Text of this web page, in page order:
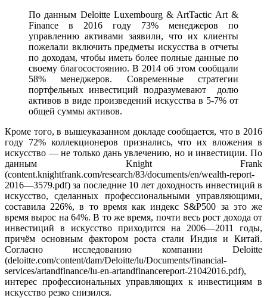
По данным Deloitte Luxembourg & ArtTactic Art &
Finance в 2016 году 73% менеджеров по
управлению активами заявили, что их клиенты
пожелали включить предметы искусства в отчеты
по доходам, чтобы иметь более полные данные по
своему благосостоянию. В 2014 об этом сообщали
58% менеджеров. Современные стратегии
портфельных инвестиций подразумевают долю
активов в виде произведений искусства в 5-7% от
общей суммы активов.
Кроме того, в вышеуказанном докладе сообщается, что в 2016
году 72% коллекционеров признались, что их вложения в
искусство — не только дань увлечению, но и инвестиции. По
данным Knight Frank
(content.knightfrank.com/research/83/documents/en/wealth-report-
2016—3579.pdf) за последние 10 лет доходность инвестиций в
искусство, сделанных профессиональными управляющими,
составила 226%, в то время как индекс S&P500 за это же
время вырос на 64%. В то же время, почти весь рост дохода от
инвестиций в искусство приходится на 2006—2011 годы,
причём основным фактором роста стали Индия и Китай.
Согласно исследованию компании Deloitte
(deloitte.com/content/dam/Deloitte/lu/Documents/financial-
services/artandfinance/lu-en-artandfinancereport-21042016.pdf),
интерес профессиональных управляющих к инвестициям в
искусство резко снизился.